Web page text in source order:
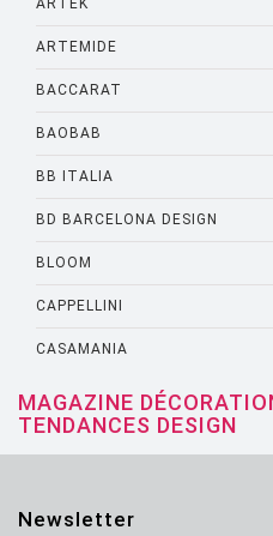
ARTEK
ARTEMIDE
BACCARAT
BAOBAB
BB ITALIA
BD BARCELONA DESIGN
BLOOM
CAPPELLINI
CASAMANIA
CASSINA
CATELLANI AND SMITH
CINNA
MAGAZINE
TENDANCES DESIGN
Newsletter